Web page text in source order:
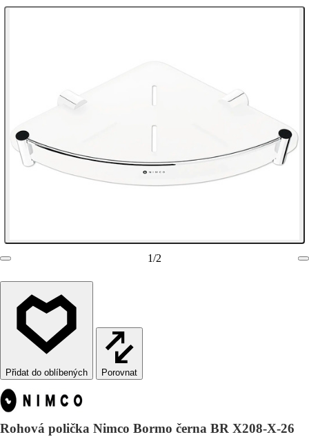
1/2
Porovnat
Rohová polička Nimco Bormo černa BR X208-X-26